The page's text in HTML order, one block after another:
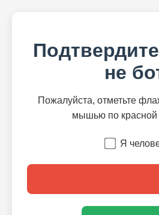
не
Пожалуйста, отметьте
мышью по красной
Я